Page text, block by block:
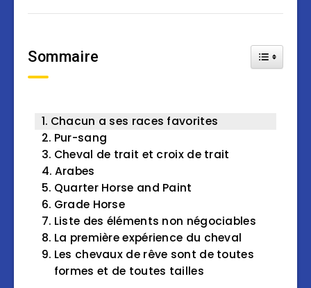
Sommaire Toggle
Chacun a ses races favorites
Pur-sang
Cheval de trait et croix de trait
Arabes
Quarter Horse and Paint
Grade Horse
Liste des éléments non négociables
La première expérience du cheval
Les chevaux de rêve sont de toutes
formes et de toutes tailles